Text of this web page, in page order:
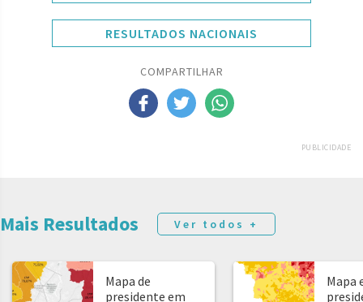
RESULTADOS NACIONAIS
COMPARTILHAR
PUBLICIDADE
Mais Resultados Ver todos +
Mapa de
presidente em
Mapa